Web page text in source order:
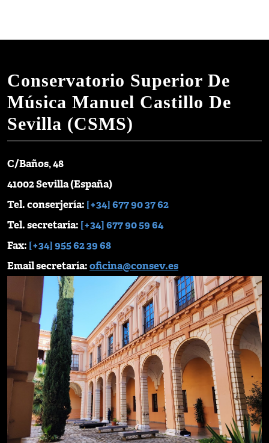
Conservatorio Superior De
Música Manuel Castillo De
Sevilla (CSMS)
C/Baños, 48
41002 Sevilla (España)
Tel. conserjería: [+34] 677 90 37 62
Tel. secretaría: [+34] 677 90 59 64
Fax: [+34] 955 62 39 68
Email secretaría:oficina@consev.es